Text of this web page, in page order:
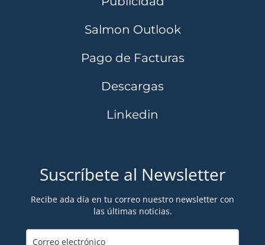
Salmon Outlook
Pago de Facturas
Descargas
Linkedin
Suscríbete al Newsletter
Recibe ada día en tu correo nuestro newsletter con
las últimas noticias.